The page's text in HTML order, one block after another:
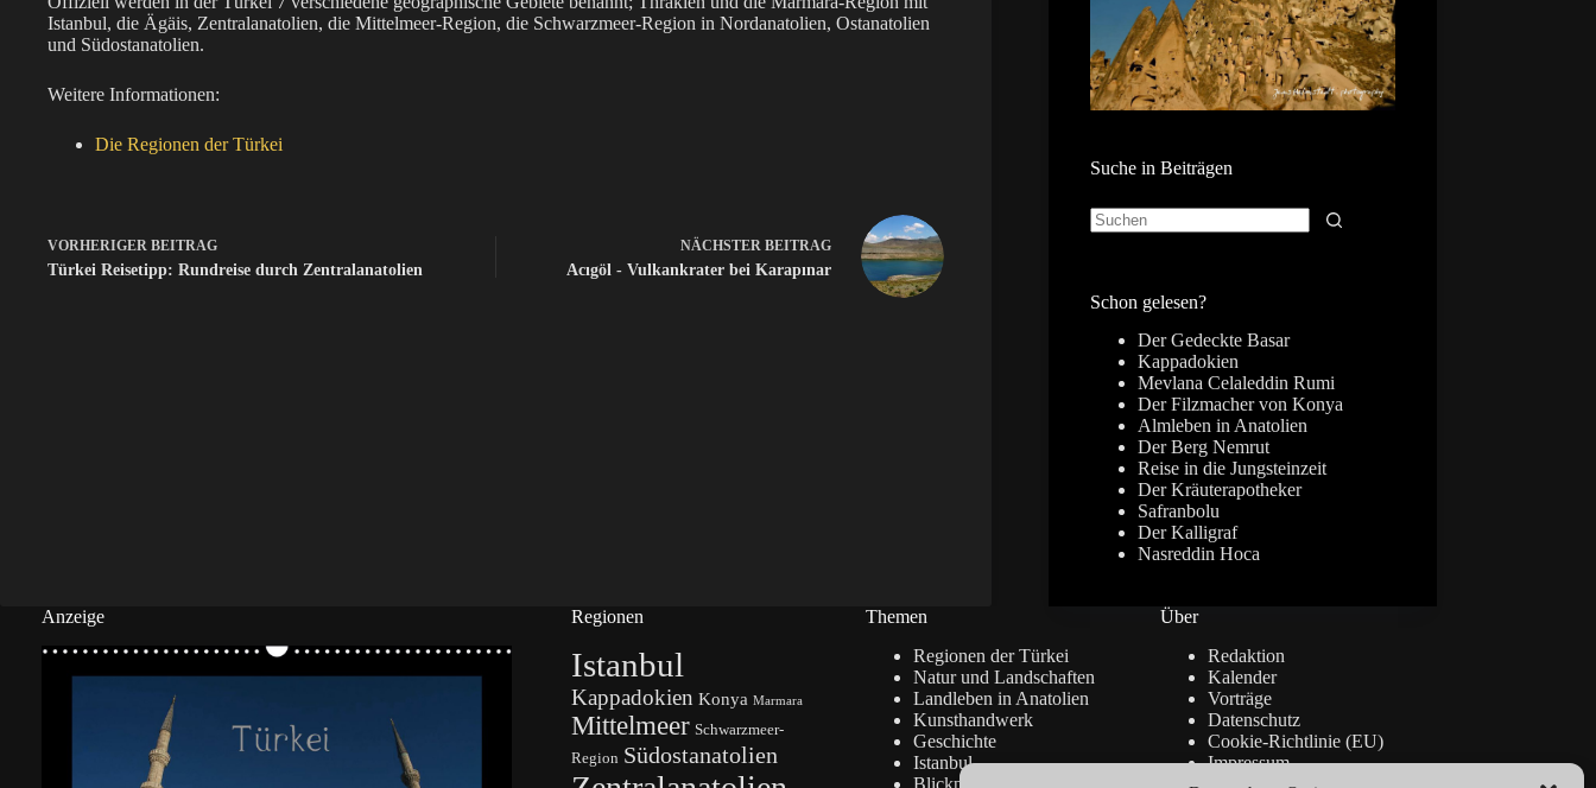
Istanbul, die Ägäis, Zentralanatolien, die Mittelmeer-Region, die Schwarzmeer-Region in Nordanatolien, Ostanatolien
und Südostanatolien.
Weitere Informationen:
Die Regionen der Türkei
VORHERIGER BEITRAG
Türkei Reisetipp: Rundreise durch Zentralanatolien
NÄCHSTER BEITRAG
Acıgöl - Vulkankrater bei Karapınar
Suche in Beiträgen
Schon gelesen?
Der Gedeckte Basar
Kappadokien
Mevlana Celaleddin Rumi
Der Filzmacher von Konya
Almleben in Anatolien
Der Berg Nemrut
Reise in die Jungsteinzeit
Der Kräuterapotheker
Safranbolu
Der Kalligraf
Nasreddin Hoca
Anzeige Regionen
Istanbul
Kappadokien Konya Marmara
Mittelmeer Schwarzmeer-
Region Südostanatolien
Themen
Regionen der Türkei
Natur und Landschaften
Landleben in Anatolien
Kunsthandwerk
Geschichte
Istanbul
Über
Redaktion
Kalender
Vorträge
Datenschutz
Cookie-Richtlinie (EU)
Impressum